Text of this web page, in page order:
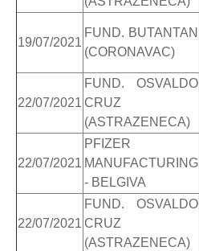
19/07/2021
FUND. BUTANTAN
(CORONAVAC)
22/07/2021
FUND. OSVALDO
CRUZ
(ASTRAZENECA)
22/07/2021
PFIZER
MANUFACTURING
- BELGIVA
22/07/2021
FUND. OSVALDO
CRUZ
(ASTRAZENECA)